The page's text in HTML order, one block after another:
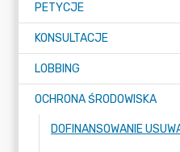
PETYCJE
KONSULTACJE
LOBBING
OCHRONA ŚRODOWISKA